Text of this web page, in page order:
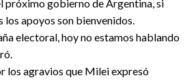
próximo gobierno de Argentina, si
los apoyos son bienvenidos.
electoral, hoy no estamos hablando
los agravios que Milei expresó